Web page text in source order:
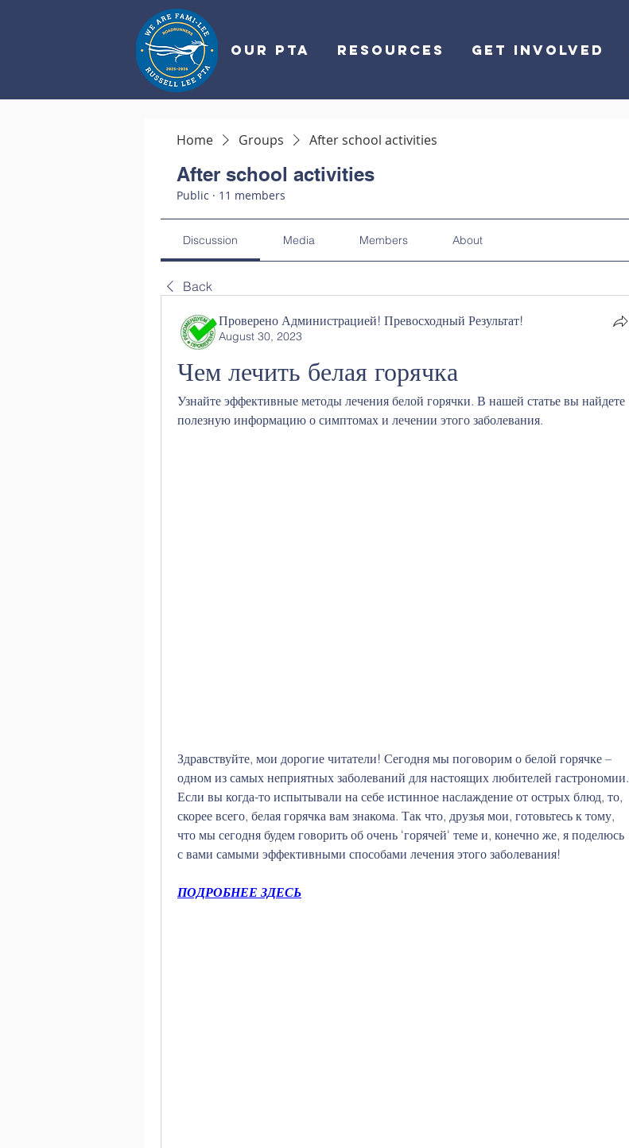
OUR PTA RESOURCES GET INVOLVED
Home Groups After school activities
After school activities
Public · 11 members
Discussion Media Members About
Back
Проверено Администрацией! Превосходный Результат!
August 30, 2023
Чем лечить белая горячка
Узнайте эффективные методы лечения белой горячки. В нашей статье вы найдете
полезную информацию о симптомах и лечении этого заболевания.
Здравствуйте, мои дорогие читатели! Сегодня мы поговорим о белой горячке –
одном из самых неприятных заболеваний для настоящих любителей гастрономии.
Если вы когда-то испытывали на себе истинное наслаждение от острых блюд, то,
скорее всего, белая горячка вам знакома. Так что, друзья мои, готовьтесь к тому,
что мы сегодня будем говорить об очень 'горячей' теме и, конечно же, я поделюсь
с вами самыми эффективными способами лечения этого заболевания!
ПОДРОБНЕЕ ЗДЕСЬ